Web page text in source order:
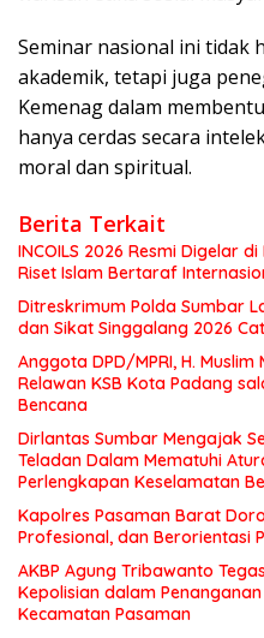
Seminar nasional ini tidak
akademik, tetapi juga
Kemenag dalam
hanya cerdas secara
moral dan spiritual.
Berita Terkait
INCOILS 2026 Resmi Digelar
Riset Islam Bertaraf
Ditreskrimum Polda Sumbar
dan Sikat Singgalang 2026
Anggota DPD/MPRI, H. Muslim
Relawan KSB Kota Padang
Bencana
Dirlantas Sumbar Mengajak
Teladan Dalam Mematuhi
Perlengkapan Keselamatan
Kapolres Pasaman Barat
Profesional, dan Berorientasi
AKBP Agung Tribawanto
Kepolisian dalam
Kecamatan Pasaman